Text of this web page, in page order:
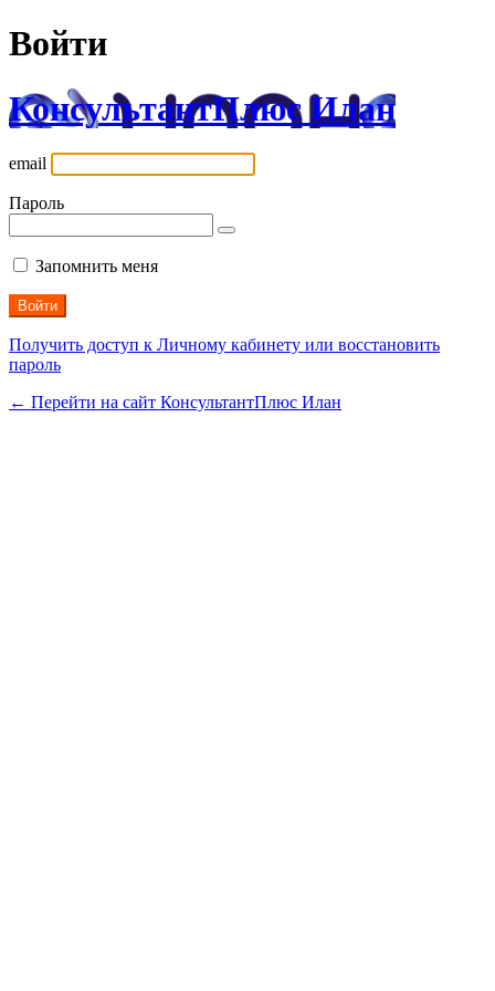
Войти
КонсультантПлюс Илан
email
Пароль
Запомнить меня
Получить доступ к Личному кабинету или восстановить
пароль
← Перейти на сайт КонсультантПлюс Илан